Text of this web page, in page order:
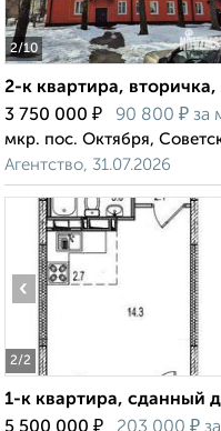
2/10
2-к квартира,
3 750 000 ₽ 90 800 ₽ за
мкр. пос. Октября,
Агентство, 31.07.2026
2/2
‹
1-к квартира, сданный
₽ ₽